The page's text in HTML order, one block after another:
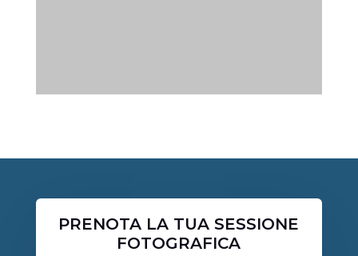
PRENOTA LA TUA SESSIONE
FOTOGRAFICA